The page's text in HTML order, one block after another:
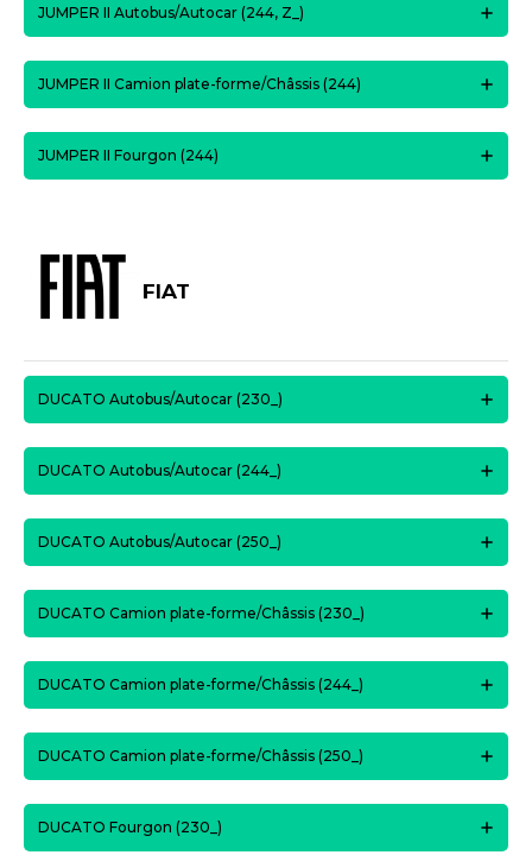
JUMPER II Autobus/Autocar (244, Z_)
JUMPER II Camion plate-forme/Châssis (244)
JUMPER II Fourgon (244)
FIAT
DUCATO Autobus/Autocar (230_)
DUCATO Autobus/Autocar (244_)
DUCATO Autobus/Autocar (250_)
DUCATO Camion plate-forme/Châssis (230_)
DUCATO Camion plate-forme/Châssis (244_)
DUCATO Camion plate-forme/Châssis (250_)
DUCATO Fourgon (230_)